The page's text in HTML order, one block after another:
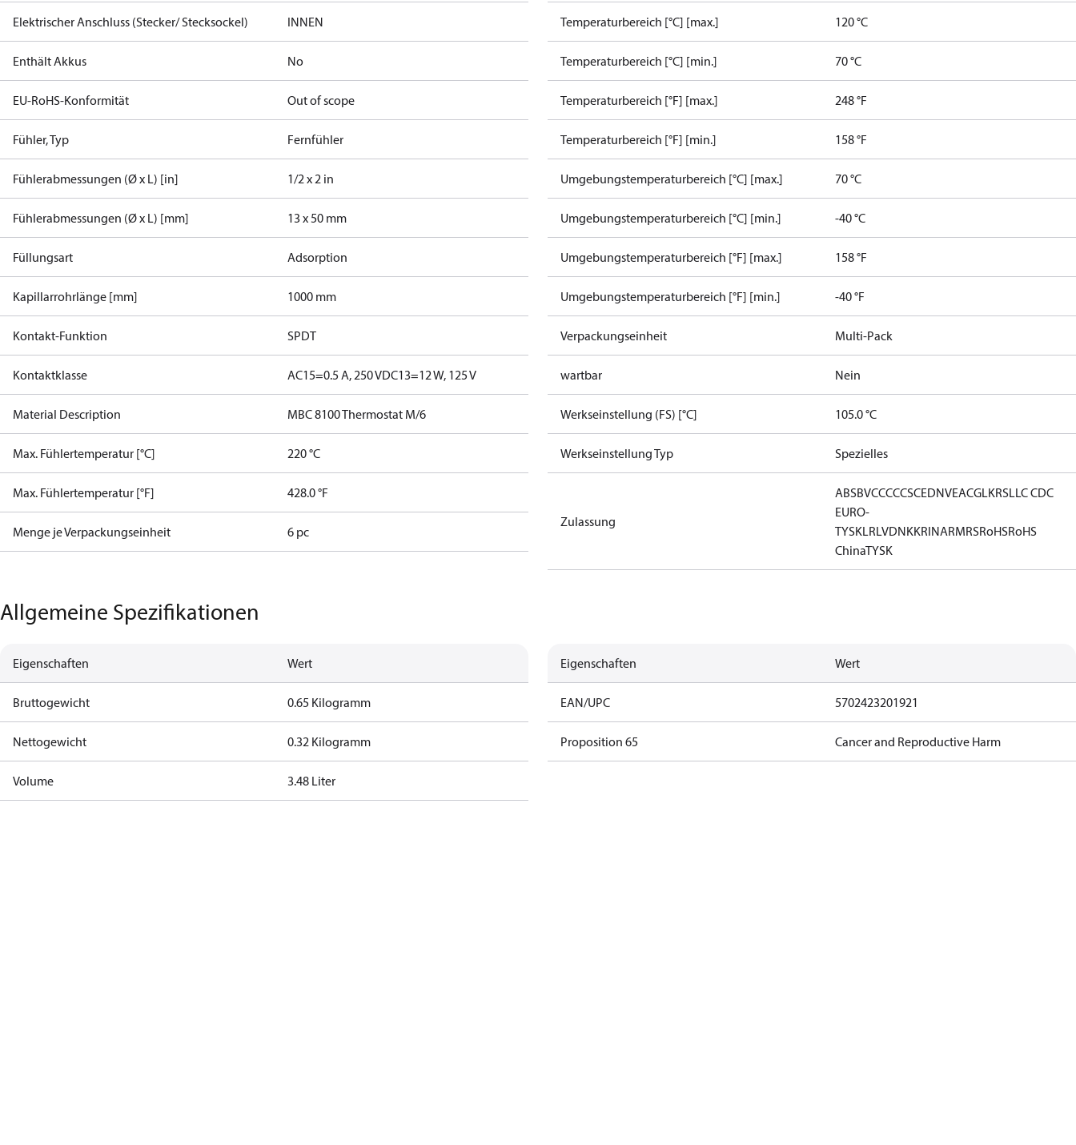
Elektrischer Anschluss (Stecker/ Stecksockel) INNEN
Enthält Akkus No
EU-RoHS-Konformität Out of scope
Fühler, Typ Fernfühler
Fühlerabmessungen (Ø x L) [in] 1/2 x 2 in
Fühlerabmessungen (Ø x L) [mm] 13 x 50 mm
Füllungsart Adsorption
Kapillarrohrlänge [mm] 1000 mm
Kontakt-Funktion SPDT
Kontaktklasse AC15=0.5 A, 250 VDC13=12 W, 125 V
Material Description MBC 8100 Thermostat M/6
Max. Fühlertemperatur [°C] 220 °C
Max. Fühlertemperatur [°F] 428.0 °F
Menge je Verpackungseinheit 6 pc
Temperaturbereich [°C] [max.] 120 °C
Temperaturbereich [°C] [min.] 70 °C
Temperaturbereich [°F] [max.] 248 °F
Temperaturbereich [°F] [min.] 158 °F
Umgebungstemperaturbereich [°C] [max.] 70 °C
Umgebungstemperaturbereich [°C] [min.] -40 °C
Umgebungstemperaturbereich [°F] [max.] 158 °F
Umgebungstemperaturbereich [°F] [min.] -40 °F
Verpackungseinheit Multi-Pack
wartbar Nein
Werkseinstellung (FS) [°C] 105.0 °C
Werkseinstellung Typ Spezielles
Zulassung
ABSBVCCCCCSCEDNVEACGLKRSLLC CDC
EURO-
TYSKLRLVDNKKRINARMRSRoHSRoHS
ChinaTYSK
Allgemeine Spezifikationen
Eigenschaften Wert
Bruttogewicht 0.65 Kilogramm
Nettogewicht 0.32 Kilogramm
Volume 3.48 Liter
Eigenschaften Wert
EAN/UPC 5702423201921
Proposition 65 Cancer and Reproductive Harm